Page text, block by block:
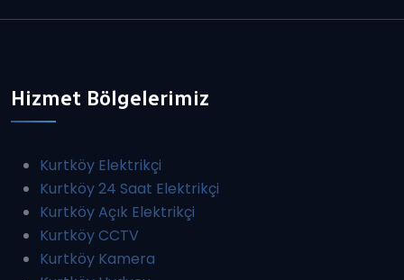
Hizmet Bölgelerimiz
Kurtköy Elektrikçi
Kurtköy 24 Saat Elektrikçi
Kurtköy Açık Elektrikçi
Kurtköy CCTV
Kurtköy Kamera